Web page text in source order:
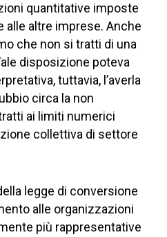
quantitative imposte
alle altre imprese. Anche
che non si tratti di una
disposizione poteva
tuttavia, l’averla
circa la non
ai limiti numerici
collettiva di settore
legge di conversione
alle organizzazioni
più rappresentative